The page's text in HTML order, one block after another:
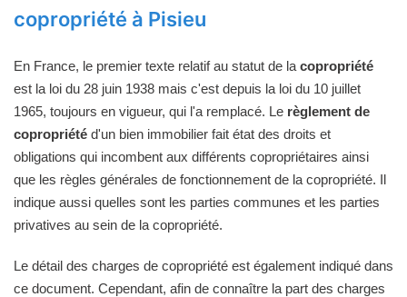
copropriété à Pisieu
En France, le premier texte relatif au statut de la copropriété
est la loi du 28 juin 1938 mais c'est depuis la loi du 10 juillet
1965, toujours en vigueur, qui l'a remplacé. Le règlement de
copropriété d'un bien immobilier fait état des droits et
obligations qui incombent aux différents copropriétaires ainsi
que les règles générales de fonctionnement de la copropriété. Il
indique aussi quelles sont les parties communes et les parties
privatives au sein de la copropriété.
Le détail des charges de copropriété est également indiqué dans
ce document. Cependant, afin de connaître la part des charges